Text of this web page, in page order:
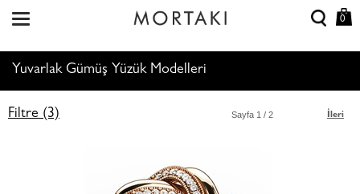
0
Yuvarlak Gümüş Yüzük Modelleri
Filtre (3) İleri
Sayfa 1 / 2